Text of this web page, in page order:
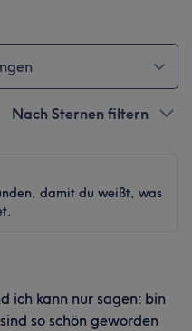
Nach Sternen filtern
damit du weißt, was
ich kann nur sagen: bin
so schön geworden